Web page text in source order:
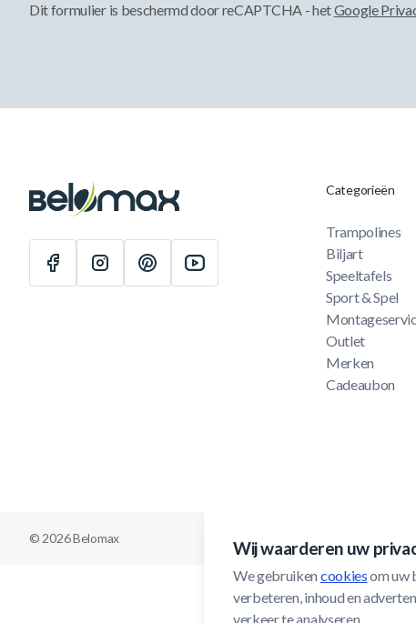
Wij waarderen uw
We gebruiken cookies om uw
verbeteren, inhoud en
verkeer te analyseren.
Dit formulier is beschermd door reCAPTCHA - hetGoogle
Categorieën
Trampolines
Biljart
Speeltafels
Sport & Spel
Outlet
Merken
Cadeaubon
© 2026 Belomax